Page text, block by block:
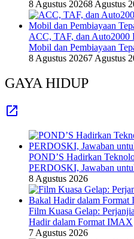
8 Agustus 20268 Agustus
ACC, TAF, dan Auto2000
Mobil dan Pembiayaan
8 Agustus 20267 Agustus
GAYA HIDUP
POND’S Hadirkan
PERDOSKI, Jawaban
8 Agustus 2026
Film Kuasa Gelap:
Hadir dalam Format IMAX
7 Agustus 2026